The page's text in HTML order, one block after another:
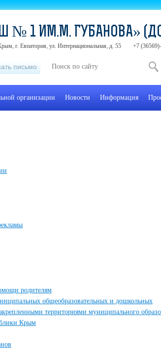
родителям
общеобразовательных и дошкольных
территориями муниципального
Крым
№ 1 ИМ.М. ГУБАНОВА»
г. Евпатория, ул. Интернациональная, д. 55 +7
письмо
организации Новости Информация